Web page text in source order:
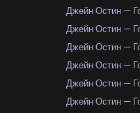
Джейн Остин —
Джейн Остин —
Джейн Остин —
Джейн Остин —
Джейн Остин —
Джейн Остин —